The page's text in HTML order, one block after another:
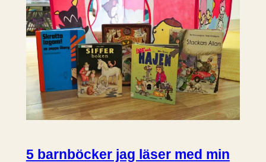
5 barnböcker jag läser med min